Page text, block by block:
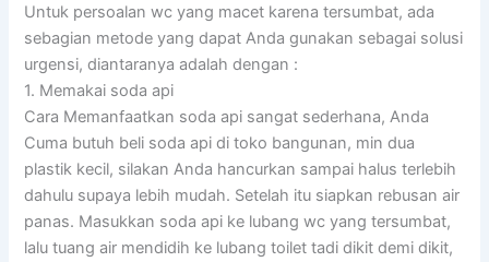
Untuk persoalan wc yang macet karena tersumbat, ada
sebagian metode yang dapat Anda gunakan sebagai solusi
urgensi, diantaranya adalah dengan :
1. Memakai soda api
Cara Memanfaatkan soda api sangat sederhana, Anda
Cuma butuh beli soda api di toko bangunan, min dua
plastik kecil, silakan Anda hancurkan sampai halus terlebih
dahulu supaya lebih mudah. Setelah itu siapkan rebusan air
panas. Masukkan soda api ke lubang wc yang tersumbat,
lalu tuang air mendidih ke lubang toilet tadi dikit demi dikit,